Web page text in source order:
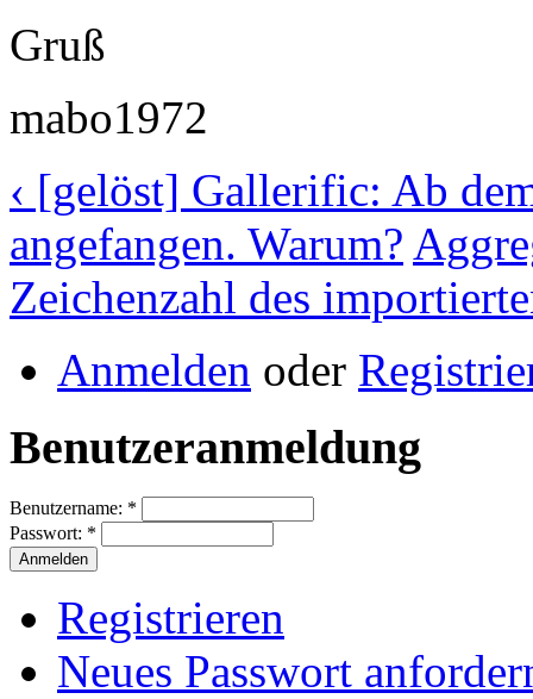
Gruß
mabo1972
‹ [gelöst] Gallerific: Ab
angefangen. Warum?
Zeichenzahl des
Anmelden oder
Benutzeranmeldung
Benutzername: *
Passwort: *
Registrieren
Neues Passwort